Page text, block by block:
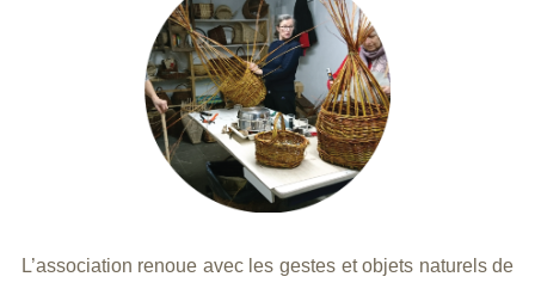
L’association renoue avec les gestes et objets naturels de